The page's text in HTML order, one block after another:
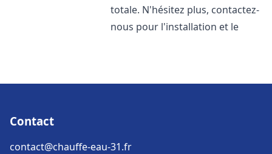
totale. N'hésitez plus, contactez-
nous pour l'installation et le
Contact
contact@chauffe-eau-31.fr